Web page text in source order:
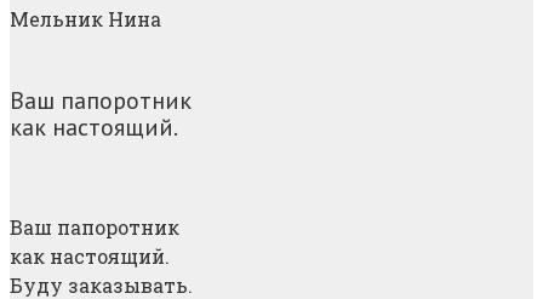
Мельник Нина
Ваш папоротник
как настоящий.
Ваш папоротник
как настоящий.
Буду заказывать.